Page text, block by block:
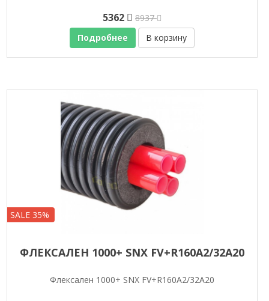
5362
8937
Подробнее
В корзину
SALE 35%
ФЛЕКСАЛЕН 1000+ SNX FV+R160A2/32A20
Флексален 1000+ SNX FV+R160A2/32A20